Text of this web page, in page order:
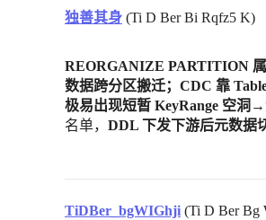
独善其身 (Ti D Ber Bi Rqfz5 K)
REORGANIZE PARTITION 属
数据跨分区搬迁；CDC 靠
极易出现短暂 KeyRange 空洞
名单， DDL 下发下游后元数据
TiDBer_bgWIGhji (Ti D Ber Bg